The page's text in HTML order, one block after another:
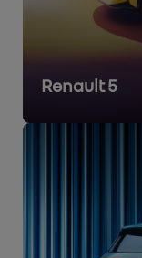
Renault 5